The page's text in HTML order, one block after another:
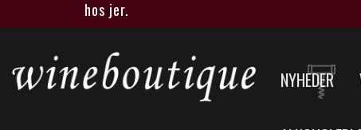
eller hos jer.
NYHEDER